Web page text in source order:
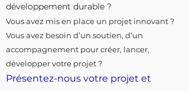
développement durable ?
Vous avez mis en place un projet innovant ?
Vous avez besoin d’un soutien, d’un
accompagnement pour créer, lancer,
développer votre projet ?
Présentez-nous votre projet et